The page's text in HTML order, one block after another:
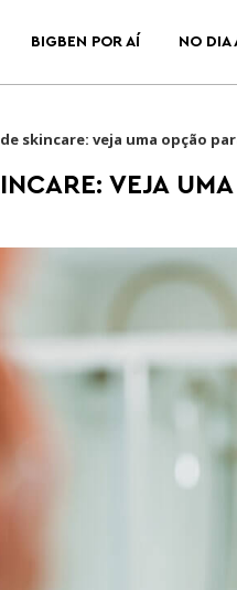
BIGBEN POR AÍ NO DIA
skincare: veja uma opção
VEJA